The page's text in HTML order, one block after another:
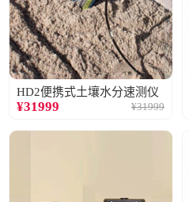
HD2便携式土壤水分速测仪
¥31999 ¥31999